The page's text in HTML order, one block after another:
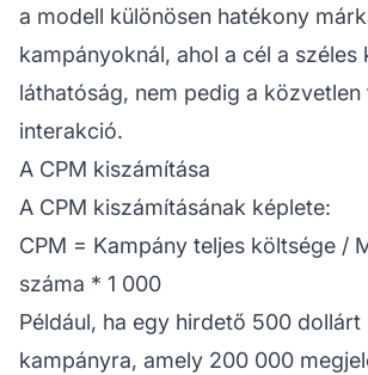
a modell különösen hatékony
kampányoknál, ahol a cél a széles
láthatóság, nem pedig a közvetlen
interakció.
A CPM kiszámítása
A CPM kiszámításának képlete:
CPM = Kampány teljes költsége /
száma * 1 000
Például, ha egy hirdető 500
kampányra, amely 200 000